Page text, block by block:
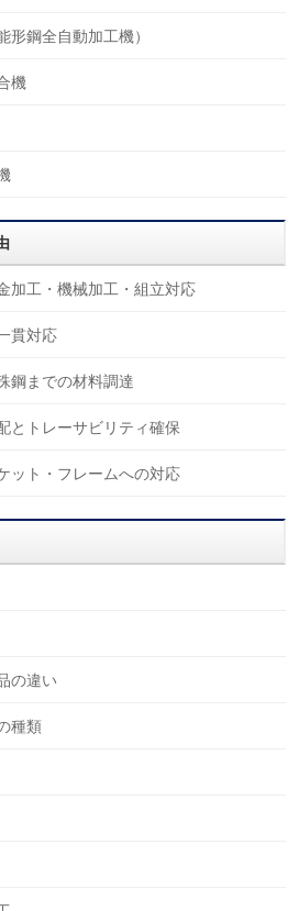
形鋼全自動加工機）
機
加工・機械加工・組立対応
貫対応
鋼までの材料調達
とトレーサビリティ確保
ット・フレームへの対応
の違い
種類